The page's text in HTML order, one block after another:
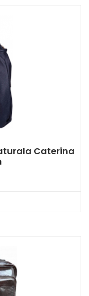
Caterina